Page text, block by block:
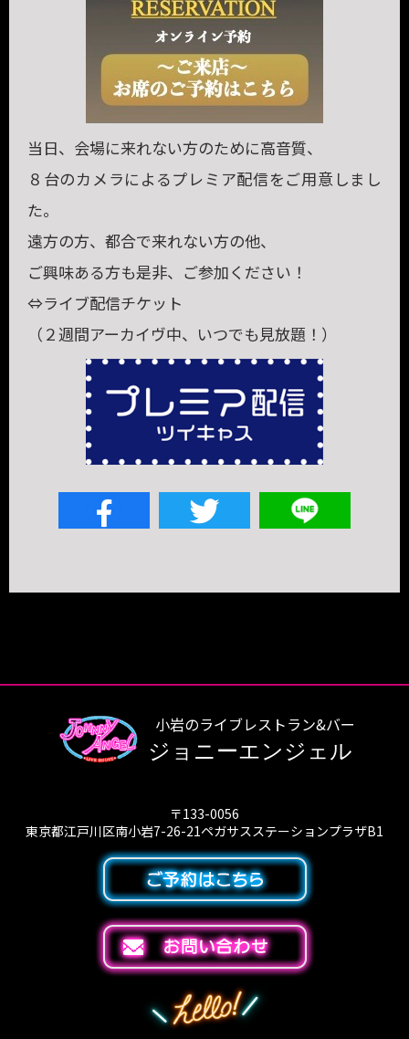
当日、会場に来れない方のために高音質、
８台のカメラによるプレミア配信をご用意しまし
た。
遠方の方、都合で来れない方の他、
ご興味ある方も是非、ご参加ください！
⇔ライブ配信チケット
（２週間アーカイヴ中、いつでも見放題！）
小岩のライブレストラン&バー
ジョニーエンジェル
〒133-0056
東京都江戸川区南小岩7-26-21ペガサスステーションプラザB1